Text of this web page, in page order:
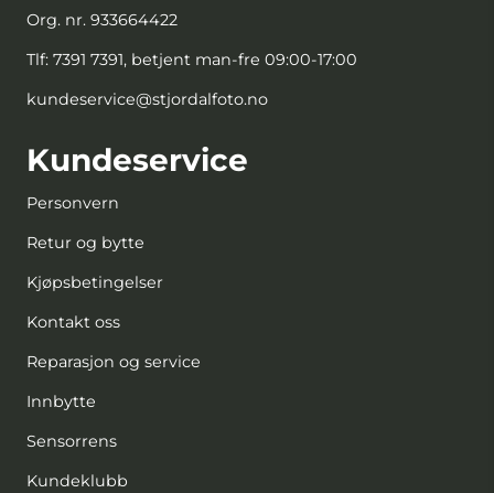
Org. nr. 933664422
Tlf: 7391 7391, betjent man-fre 09:00-17:00
kundeservice@stjordalfoto.no
Kundeservice
Personvern
Retur og bytte
Kjøpsbetingelser
Kontakt oss
Reparasjon og service
Innbytte
Sensorrens
Kundeklubb